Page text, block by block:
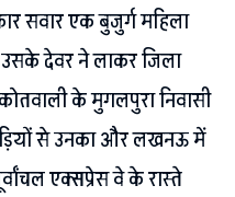
सवार एक बुजुर्ग महिला
देवर ने लाकर जिला
के मुगलपुरा निवासी
से उनका और लखनऊ में
एक्सप्रेस वे के रास्ते